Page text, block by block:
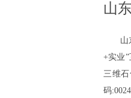
山
山
+实业
三维
码